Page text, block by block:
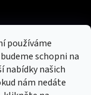
používáme
schopni na
nabídky našich
nám nedáte